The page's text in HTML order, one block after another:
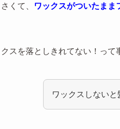
くて、
ワックスがついたまま
スを落としきれてない！って
ワックスしないと